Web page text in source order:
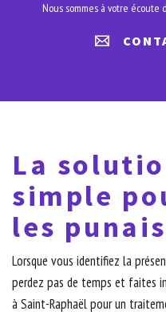
Nous sommes à votre
La
simple
les
Lorsque vous identifiez la
perdez pas de temps et faites
à Saint-Raphaël pour un